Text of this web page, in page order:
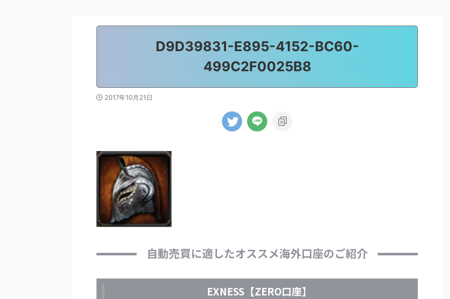
D9D39831-E895-4152-BC60-
499C2F0025B8
2017年10月21日
自動売買に適したオススメ海外口座のご紹介
EXNESS【ZERO口座】